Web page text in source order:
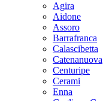
Agira
Aidone
Assoro
Barrafranca
Calascibetta
Catenanuova
Centuripe
Cerami
Enna